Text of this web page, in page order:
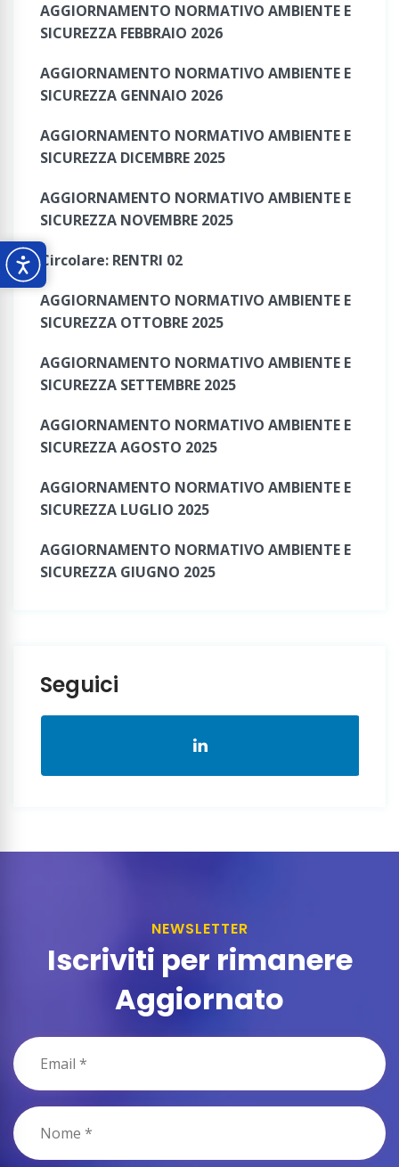
AGGIORNAMENTO NORMATIVO AMBIENTE E
SICUREZZA FEBBRAIO 2026
AGGIORNAMENTO NORMATIVO AMBIENTE E
SICUREZZA GENNAIO 2026
AGGIORNAMENTO NORMATIVO AMBIENTE E
SICUREZZA DICEMBRE 2025
AGGIORNAMENTO NORMATIVO AMBIENTE E
SICUREZZA NOVEMBRE 2025
Circolare: RENTRI 02
AGGIORNAMENTO NORMATIVO AMBIENTE E
SICUREZZA OTTOBRE 2025
AGGIORNAMENTO NORMATIVO AMBIENTE E
SICUREZZA SETTEMBRE 2025
AGGIORNAMENTO NORMATIVO AMBIENTE E
SICUREZZA AGOSTO 2025
AGGIORNAMENTO NORMATIVO AMBIENTE E
SICUREZZA LUGLIO 2025
AGGIORNAMENTO NORMATIVO AMBIENTE E
SICUREZZA GIUGNO 2025
Seguici
NEWSLETTER
Iscriviti per rimanere
Aggiornato